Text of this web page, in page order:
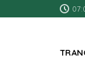
to